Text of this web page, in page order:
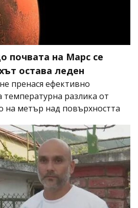
почвата на Марс се
остава леден
пренася ефективно
температурна разлика от
на метър над повърхността